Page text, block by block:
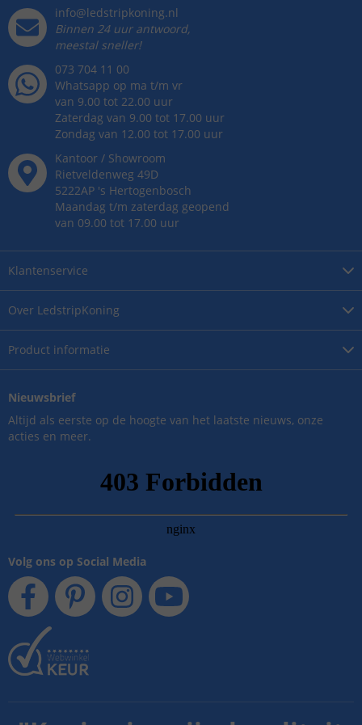
Over LedstripKoning
Product informatie
Klantenservice
info@ledstripkoning.nl
Binnen 24 uur antwoord,
meestal sneller!
073 704 11 00
Whatsapp op ma t/m vr
van 9.00 tot 22.00 uur
Zaterdag van 9.00 tot 17.00 uur
Zondag van 12.00 tot 17.00 uur
Kantoor / Showroom
Rietveldenweg 49D
5222AP 's Hertogenbosch
Maandag t/m zaterdag geopend
van 09.00 tot 17.00 uur
Nieuwsbrief
Altijd als eerste op de hoogte van het laatste nieuws, onze
acties en meer.
Volg ons op Social Media